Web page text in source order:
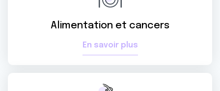
Alimentation et cancers
En savoir plus